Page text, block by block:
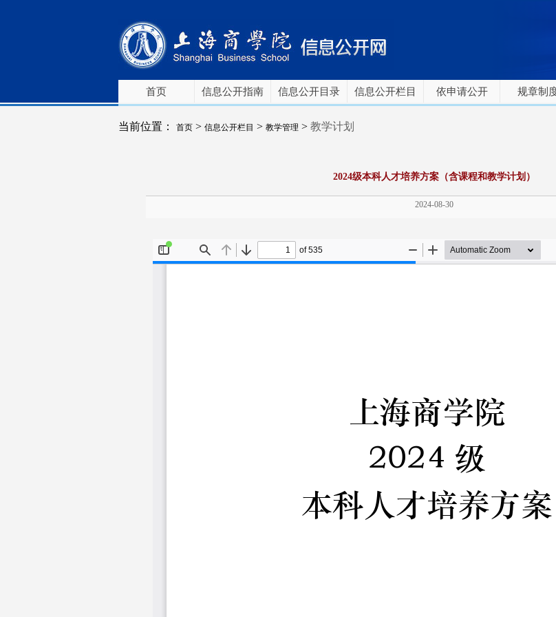
首页 信息公开指南 信息公开目录 信息公开栏目 依申请公开 规章制
当前位置： 首页 > 信息公开栏目 > 教学管理 > 教学计划
2024级本科人才培养方案（含课程和教学计划）
2024-08-30